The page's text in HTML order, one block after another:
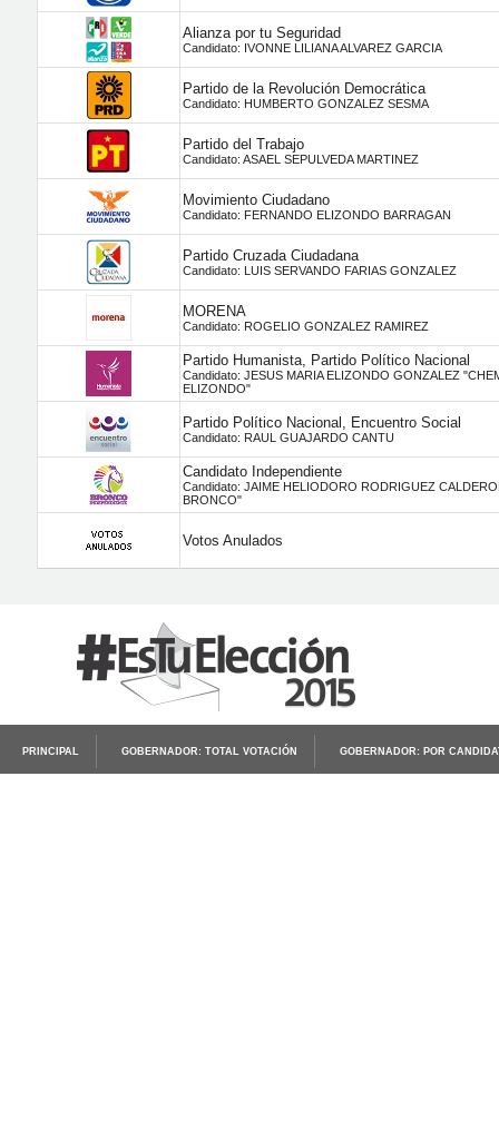
Alianza por tu Seguridad
Candidato: IVONNE LILIANA ALVAREZ GARCIA
Partido de la Revolución Democrática
Candidato: HUMBERTO GONZALEZ SESMA
Partido del Trabajo
Candidato: ASAEL SEPULVEDA MARTINEZ
Movimiento Ciudadano
Candidato: FERNANDO ELIZONDO BARRAGAN
Partido Cruzada Ciudadana
Candidato: LUIS SERVANDO FARIAS GONZALEZ
MORENA
Candidato: ROGELIO GONZALEZ RAMIREZ
Partido Humanista, Partido Político Nacional
Candidato: JESUS MARIA ELIZONDO GONZALEZ
ELIZONDO"
Partido Político Nacional, Encuentro Social
Candidato: RAUL GUAJARDO CANTU
Candidato Independiente
Candidato: JAIME HELIODORO RODRIGUEZ
BRONCO"
Votos Anulados